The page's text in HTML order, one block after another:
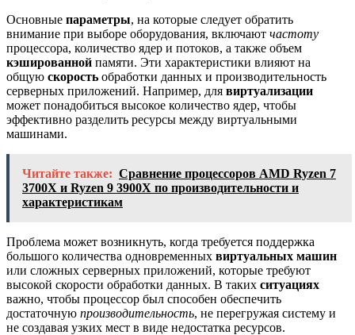
Основные параметры, на которые следует обратить
внимание при выборе оборудования, включают частоту
процессора, количество ядер и потоков, а также объем
кэшированной памяти. Эти характеристики влияют на
общую скорость обработки данных и производительность
серверных приложений. Например, для виртуализации
может понадобиться высокое количество ядер, чтобы
эффективно разделить ресурсы между виртуальными
машинами.
Читайте также: Сравнение процессоров AMD Ryzen 7
3700X и Ryzen 9 3900X по производительности и
характеристикам
Проблема может возникнуть, когда требуется поддержка
большого количества одновременных виртуальных машин
или сложных серверных приложений, которые требуют
высокой скорости обработки данных. В таких ситуациях
важно, чтобы процессор был способен обеспечить
достаточную производительность, не перегружая систему и
не создавая узких мест в виде недостатка ресурсов.